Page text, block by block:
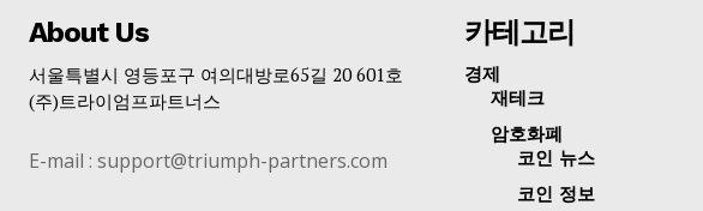
About Us
서울특별시 영등포구 여의대방로65길 20 601호
(주)트라이엄프파트너스
E-mail : support@triumph-partners.com
카테고리
경제
재테크
암호화폐
코인 뉴스
코인 정보